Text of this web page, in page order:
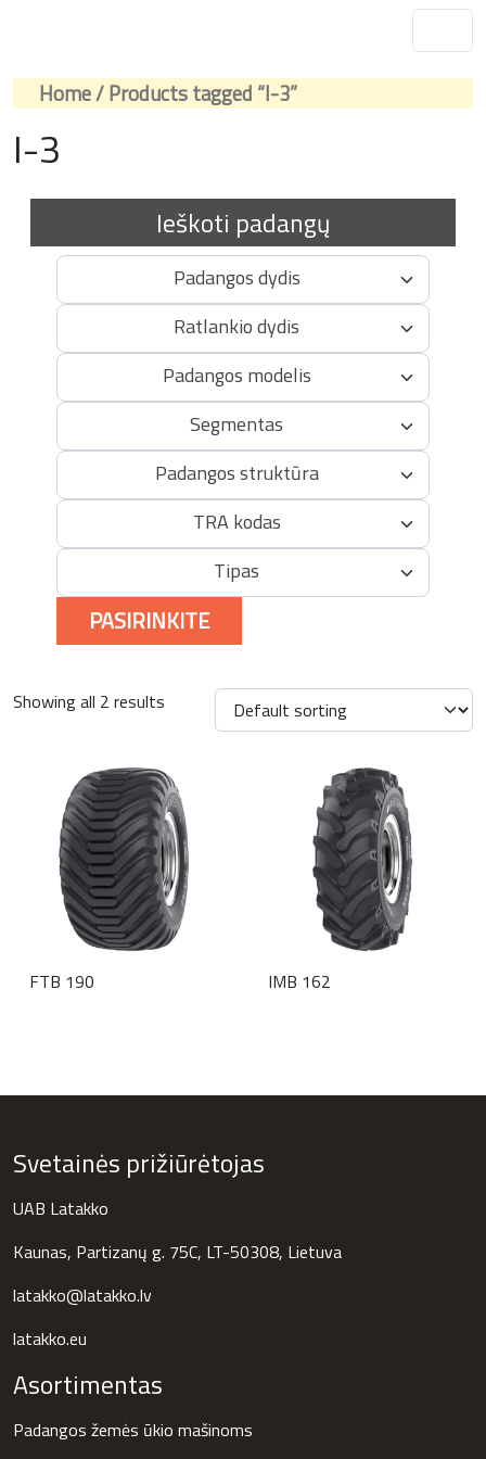
Home/ Products tagged “I-3”
I-3
Showing all 2 results
FTB 190 IMB 162
Ieškoti padangų
Padangos dydis
Ratlankio dydis
Padangos modelis
Segmentas
Padangos struktūra
TRA kodas
Tipas
PASIRINKITE
Svetainės prižiūrėtojas
UAB Latakko
Kaunas, Partizanų g. 75C, LT-50308, Lietuva
latakko@latakko.lv
latakko.eu
Asortimentas
Padangos žemės ūkio mašinoms